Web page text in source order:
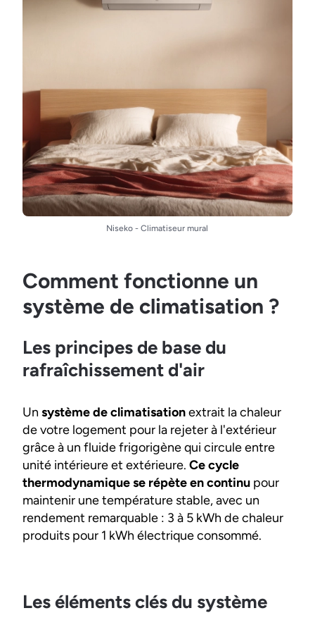
Niseko - Climatiseur mural
Comment fonctionne un
système de climatisation ?
Les principes de base du
rafraîchissement d'air
Un système de climatisationextrait la chaleur
de votre logement pour la rejeter à l'extérieur
grâce à un fluide frigorigène qui circule entre
unité intérieure et extérieure. Ce cycle
thermodynamique se répète en continu pour
maintenir une température stable, avec un
rendement remarquable : 3 à 5 kWh de chaleur
produits pour 1 kWh électrique consommé.
Les éléments clés du système